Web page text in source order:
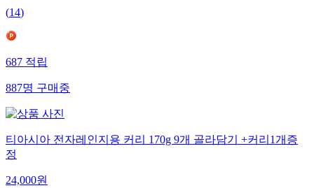
(14)
687적립
887명구매중
티아시아 전자레인지용 커리 170g 9개 골라담기 +커리1개증
정
24,000원